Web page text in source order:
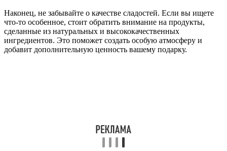
Наконец, не забывайте о качестве сладостей. Если вы ищете
что-то особенное, стоит обратить внимание на продукты,
сделанные из натуральных и высококачественных
ингредиентов. Это поможет создать особую атмосферу и
добавит дополнительную ценность вашему подарку.